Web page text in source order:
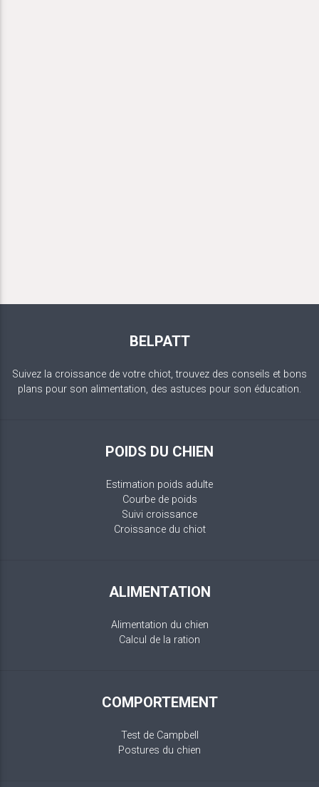
BELPATT
Suivez la croissance de votre chiot, trouvez des conseils et bons
plans pour son alimentation, des astuces pour son éducation.
POIDS DU CHIEN
Estimation poids adulte
Courbe de poids
Suivi croissance
Croissance du chiot
ALIMENTATION
Alimentation du chien
Calcul de la ration
COMPORTEMENT
Test de Campbell
Postures du chien